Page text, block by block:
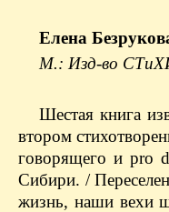
Елена
М.: Изд-во
Шестая книга
втором
говорящего и pro
Сибири. /
жизнь, наши вехи